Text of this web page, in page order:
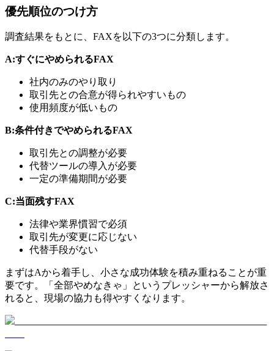
優先順位のつけ方
調査結果をもとに、FAXを以下の3つに分類します。
A:すぐにやめられるFAX
社内のみのやり取り
取引先との合意が得られやすいもの
使用頻度が低いもの
B:条件付きでやめられるFAX
取引先との調整が必要
代替ツールの導入が必要
一定の準備期間が必要
C:当面残すFAX
法律や業界慣習で必須
取引先が変更に応じない
代替手段がない
まずはAから着手し、小さな成功体験を積み重ねることが重
要です。「全部やめなきゃ」というプレッシャーから解放さ
れると、現場の協力も得やすくなります。